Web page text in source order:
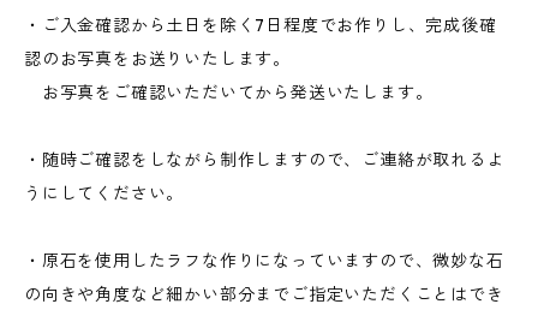
・ご入金確認から土日を除く7日程度でお作りし、完成後確
認のお写真をお送りいたします。
お写真をご確認いただいてから発送いたします。
・随時ご確認をしながら制作しますので、ご連絡が取れるよ
うにしてください。
・原石を使用したラフな作りになっていますので、微妙な石
の向きや角度など細かい部分までご指定いただくことはでき